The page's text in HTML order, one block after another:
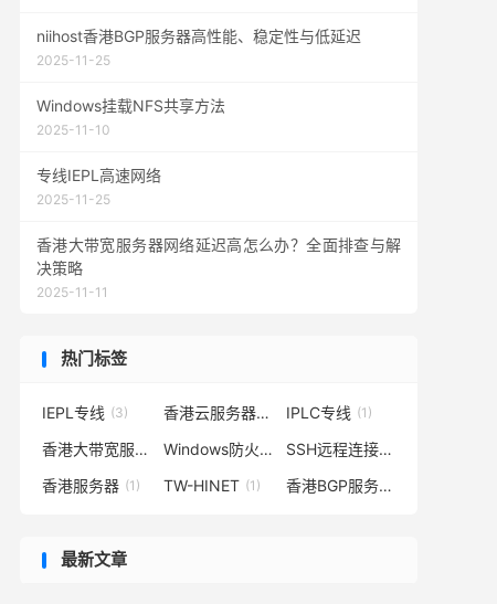
niihost香港BGP服务器高性能、稳定性与低延迟
2025-11-25
Windows挂载NFS共享方法
2025-11-10
专线IEPL高速网络
2025-11-25
香港大带宽服务器网络延迟高怎么办？全面排查与解
决策略
2025-11-11
热门标签
IEPL专线 (3) 香港云服务器(2) IPLC专线 (1)
香港大带宽服务器 (1) Windows防火墙 (1) SSH远程连接
(1)
香港服务器 (1) TW-HINET (1) 香港BGP服务器
最新文章